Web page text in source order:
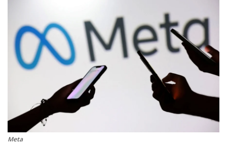
تعدين
اتصالات وتكنولوجيا
شركات
فيديو وتوك شو
تقارير
Meta